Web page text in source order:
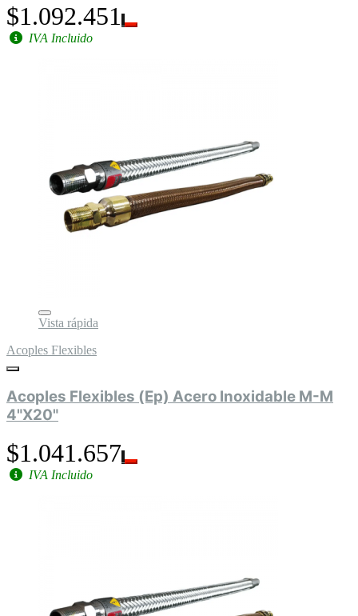
$1.092.451
IVA Incluido
Vista rápida
Acoples Flexibles
Acoples Flexibles (Ep) Acero Inoxidable M-M
4"X20"
$1.041.657
IVA Incluido